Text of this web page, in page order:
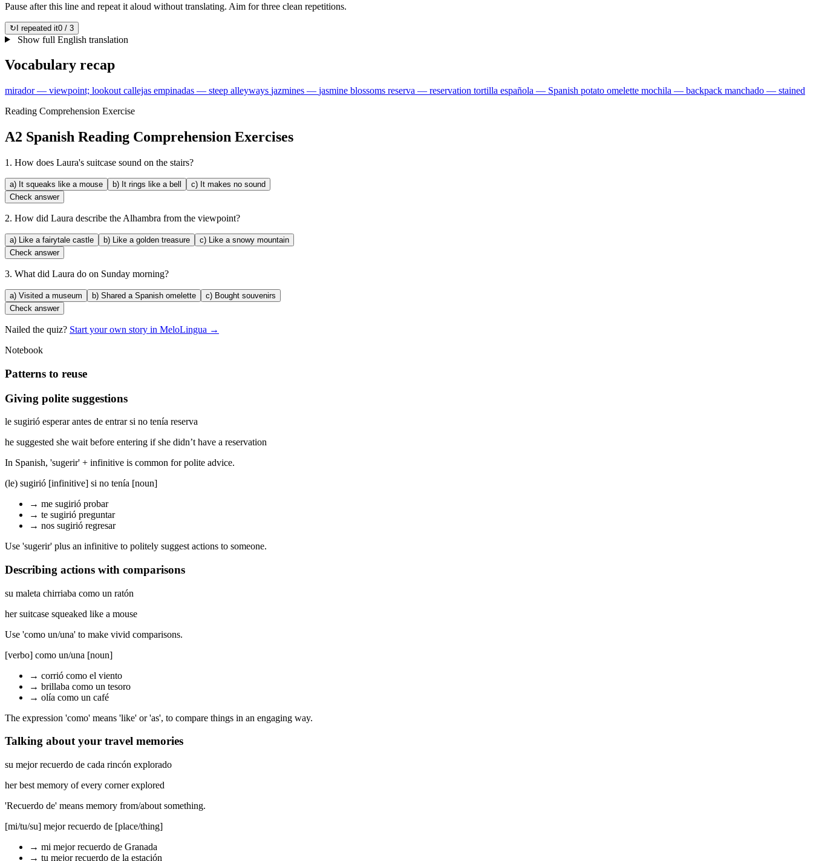
Pause after this line and repeat it aloud without translating. Aim for three clean repetitions.
↻I repeated it0 / 3
Show full English translation
Vocabulary recap
mirador — viewpoint; lookout callejas empinadas — steep alleyways jazmines — jasmine blossoms reserva — reservation tortilla española — Spanish potato omelette mochila — backpack manchado — stained
Reading Comprehension Exercise
A2 Spanish Reading Comprehension Exercises
1. How does Laura's suitcase sound on the stairs?
a) It squeaks like a mouse b) It rings like a bell c) It makes no sound
Check answer
2. How did Laura describe the Alhambra from the viewpoint?
a) Like a fairytale castle b) Like a golden treasure c) Like a snowy mountain
Check answer
3. What did Laura do on Sunday morning?
a) Visited a museum b) Shared a Spanish omelette c) Bought souvenirs
Check answer
Nailed the quiz? Start your own story in MeloLingua →
Notebook
Patterns to reuse
Giving polite suggestions
le sugirió esperar antes de entrar si no tenía reserva
he suggested she wait before entering if she didn’t have a reservation
In Spanish, 'sugerir' + infinitive is common for polite advice.
(le) sugirió [infinitive] si no tenía [noun]
→ me sugirió probar
→ te sugirió preguntar
→ nos sugirió regresar
Use 'sugerir' plus an infinitive to politely suggest actions to someone.
Describing actions with comparisons
su maleta chirriaba como un ratón
her suitcase squeaked like a mouse
Use 'como un/una' to make vivid comparisons.
[verbo] como un/una [noun]
→ corrió como el viento
→ brillaba como un tesoro
→ olía como un café
The expression 'como' means 'like' or 'as', to compare things in an engaging way.
Talking about your travel memories
su mejor recuerdo de cada rincón explorado
her best memory of every corner explored
'Recuerdo de' means memory from/about something.
[mi/tu/su] mejor recuerdo de [place/thing]
→ mi mejor recuerdo de Granada
→ tu mejor recuerdo de la estación